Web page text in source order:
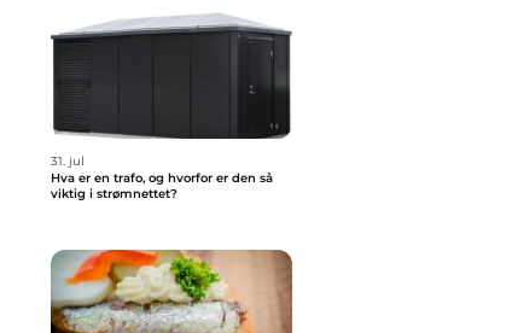
31. jul
Hva er en trafo, og hvorfor er den så
viktig i strømnettet?